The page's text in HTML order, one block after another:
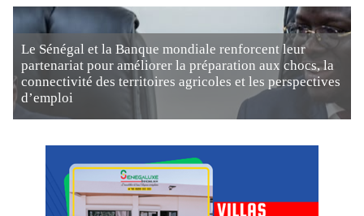
Le Sénégal et la Banque mondiale renforcent leur
partenariat pour améliorer la préparation aux chocs, la
connectivité des territoires agricoles et les perspectives
d’emploi